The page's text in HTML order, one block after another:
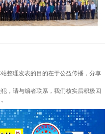
整理发表的目的在于公益传播，分享
，请与编者联系，我们核实后积极回